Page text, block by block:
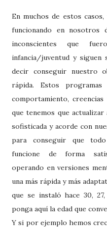
En muchos de estos
funcionando en nosotros
inconscientes que
infancia/juventud y siguen
decir conseguir nuestro
rápida. Estos
comportamiento, creencias
que tenemos que
sofisticada y acorde con
para conseguir que
funcione de forma
operando en versiones
una más rápida y más
que se instaló hace 30,
ponga aquí la edad que
Y si por ejemplo hemos